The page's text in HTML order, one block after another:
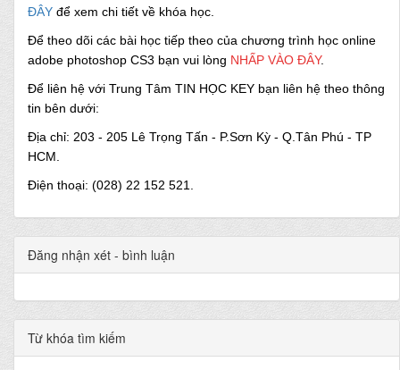
ĐÂY để xem chi tiết về khóa học.
Để theo dõi các bài học tiếp theo của chương trình học online
adobe photoshop CS3 bạn vui lòng NHẤP VÀO ĐÂY.
Để liên hệ với Trung Tâm TIN HỌC KEY bạn liên hệ theo thông
tin bên dưới:
Địa chỉ: 203 - 205 Lê Trọng Tấn - P.Sơn Kỳ - Q.Tân Phú - TP
HCM.
Điện thoại: (028) 22 152 521.
Đăng nhận xét - bình luận
Từ khóa tìm kiếm